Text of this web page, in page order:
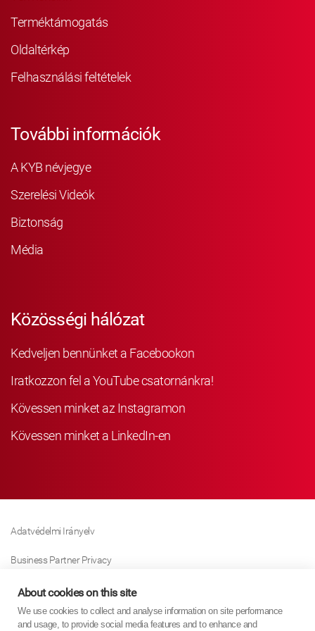
Terméktámogatás
Oldaltérkép
Felhasználási feltételek
További információk
A KYB névjegye
Szerelési Videók
Biztonság
Média
Közösségi hálózat
Kedveljen bennünket a Facebookon
Iratkozzon fel a YouTube csatornánkra!
Kövessen minket az Instagramon
Kövessen minket a LinkedIn-en
Adatvédelmi Irányelv
Business Partner Privacy
Sütikre Vonatkozó Irányelv
Modern Slavery Act Policy
About cookies on this site
We use cookies to collect and analyse information on site performance
and usage, to provide social media features and to enhance and